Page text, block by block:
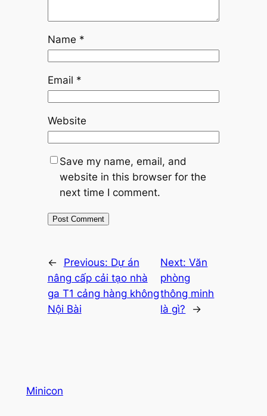
Name *
Email *
Website
Save my name, email, and
website in this browser for the
next time I comment.
← Previous: Dự án
nâng cấp cải tạo nhà
ga T1 cảng hàng không
Nội Bài
Next:Văn
phòng
thông minh
là gì?
→
Minicon